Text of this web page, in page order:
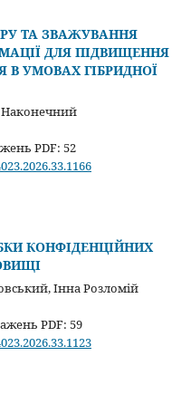
ТА ЗВАЖУВАННЯ
ДЛЯ ПІДВИЩЕННЯ
В УМОВАХ ГІБРИДНОЇ
PDF: 52
КОНФІДЕНЦІЙНИХ
Інна Розломій
PDF: 59